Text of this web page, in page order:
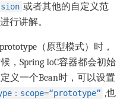
或者其他的自定义范
行讲解。
（原型模式）时，
，Spring IoC容器都会初始
义一个Bean时，可以设置
：scope=“prototype” ,也